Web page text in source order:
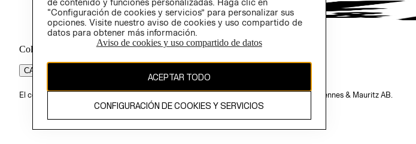
Colombia ($)
CAMBIAR REGIÓN
El contenido de esta página web está protegido por copyright y es propiedad de H&M Hennes & Mauritz AB.
de contenido y funciones personalizadas. Haga clic en
“Configuración de cookies y servicios” para personalizar sus
opciones. Visite nuestro aviso de cookies y uso compartido de
datos para obtener más información.
Aviso de cookies y uso compartido de datos
ACEPTAR TODO
CONFIGURACIÓN DE COOKIES Y SERVICIOS